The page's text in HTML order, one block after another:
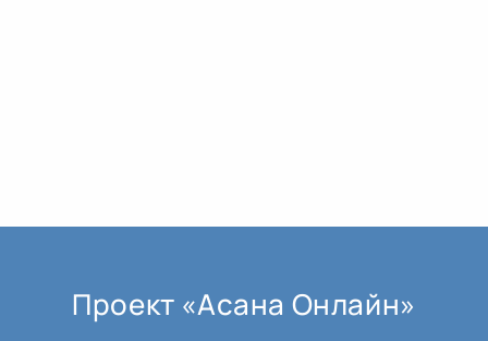
Проект «Асана Онлайн»